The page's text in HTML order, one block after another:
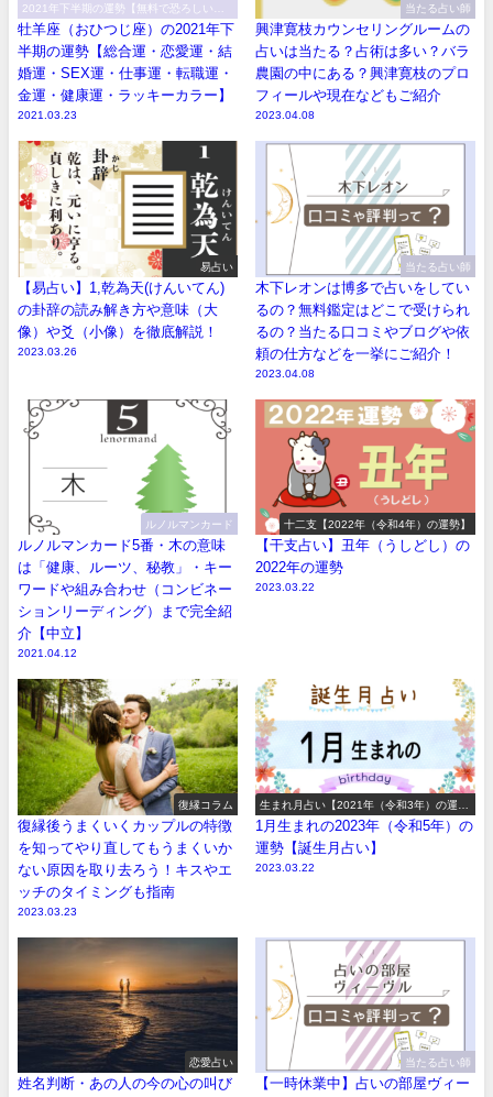
2021年下半期の運勢【無料で恐ろしい程
当たる！】
牡羊座（おひつじ座）の2021年下
半期の運勢【総合運・恋愛運・結
婚運・SEX運・仕事運・転職運・
金運・健康運・ラッキーカラー】
2021.03.23
当たる占い師
興津寛枝カウンセリングルームの
占いは当たる？占術は多い？バラ
農園の中にある？興津寛枝のプロ
フィールや現在などもご紹介
2023.04.08
易占い
【易占い】1,乾為天(けんいてん)
の卦辞の読み解き方や意味（大
像）や爻（小像）を徹底解説！
2023.03.26
当たる占い師
木下レオンは博多で占いをしてい
るの？無料鑑定はどこで受けられ
るの？当たる口コミやブログや依
頼の仕方などを一挙にご紹介！
2023.04.08
ルノルマンカード
ルノルマンカード5番・木の意味
は「健康、ルーツ、秘教」・キー
ワードや組み合わせ（コンビネー
ションリーディング）まで完全紹
介【中立】
2021.04.12
十二支【2022年（令和4年）の運勢】
【干支占い】丑年（うしどし）の
2022年の運勢
2023.03.22
復縁コラム
復縁後うまくいくカップルの特徴
を知ってやり直してもうまくいか
ない原因を取り去ろう！キスやエ
ッチのタイミングも指南
2023.03.23
生まれ月占い【2021年（令和3年）の運
勢】
1月生まれの2023年（令和5年）の
運勢【誕生月占い】
2023.03.22
恋愛占い
姓名判断・あの人の今の心の叫び
当たる占い師
【一時休業中】占いの部屋ヴィー